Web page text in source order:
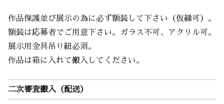
作品保護並び展示の為に必ず額装して下さい（仮縁可）。
額装は応募者でご用意下さい。ガラス不可、アクリル可。
展示用金具吊り紐必須。
作品は箱に入れて搬入してください。
二次審査搬入（配送）